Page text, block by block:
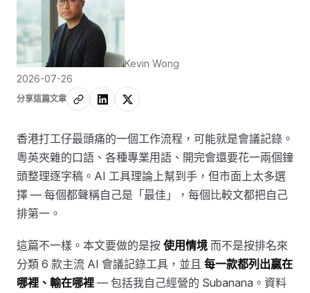
Kevin Wong
2026-07-26
分享這篇文章
香港打工仔最頭痛的一個工作流程，可能就是會議記錄。
粵英夾雜的口語、各種專業用語、開完會還要花一兩個鐘
頭整理逐字稿。AI 工具理論上幫到手，但市面上太多選
擇 — 每個都聲稱自己是「最佳」，每個比較文都把自己
排第一。
這篇不一樣。本文要做的是按 使用情境 而不是按排名來
分類 6 款主流 AI 會議記錄工具，並且 每一款都列出贏在
哪裡、輸在哪裡 — 包括我自己經營的 Subanana。資料